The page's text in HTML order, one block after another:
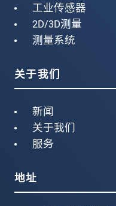
工业传感器
2D/3D测量
测量系统
关于我们
新闻
关于我们
服务
地址